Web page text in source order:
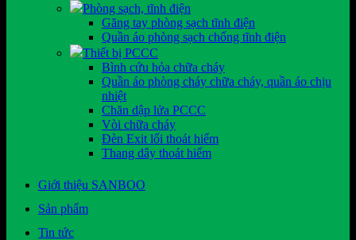
Phòng sạch, tĩnh điện
Găng tay phòng sạch tĩnh điện
Quần áo phòng sạch chống tĩnh điện
Thiết bị PCCC
Bình cứu hỏa chữa cháy
Quần áo phòng cháy chữa cháy, quần áo chịu
nhiệt
Chăn dập lửa PCCC
Vòi chữa cháy
Đèn Exit lối thoát hiểm
Thang dây thoát hiểm
Giới thiệu SANBOO
Sản phẩm
Tin tức